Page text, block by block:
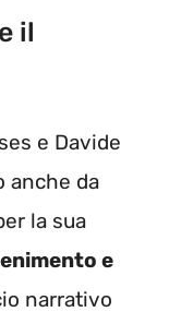
il
e Davide
anche da
la sua
e
narrativo